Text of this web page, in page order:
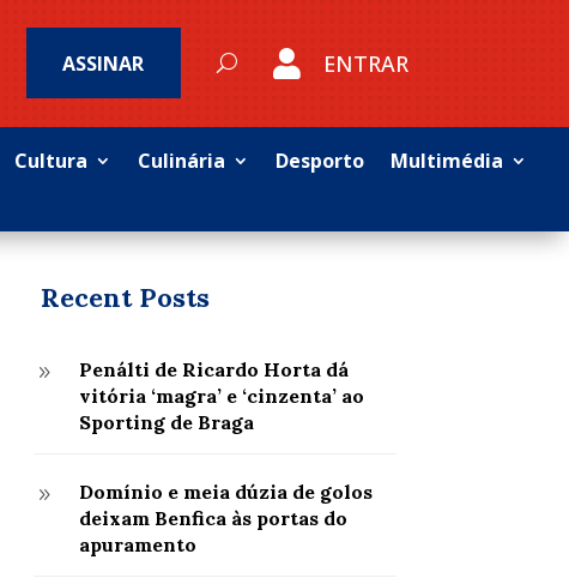
ASSINAR  ENTRAR
Cultura Culinária Desporto
Multimédia
Recent Posts
9
Penálti de Ricardo Horta dá
vitória ‘magra’ e ‘cinzenta’ ao
Sporting de Braga
9
Domínio e meia dúzia de golos
deixam Benfica às portas do
apuramento